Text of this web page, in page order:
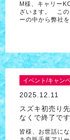
M様、キャリー
ざいます。 この
ーの中から弊社
イベント/キャン
2025.12.11
スズキ初売り
なくで終了です
皆様、お世話に